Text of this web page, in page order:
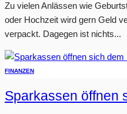
Zu vielen Anlässen wie
oder Hochzeit wird gern Geld
verpackt. Dagegen ist nichts...
FINANZEN
Sparkassen öffnen